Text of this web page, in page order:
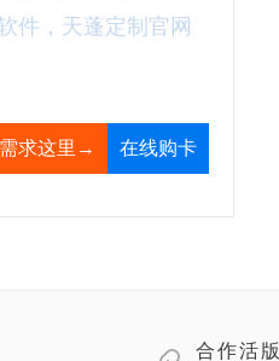
件，天蓬定制官网
求这里→ 在线购卡
合作活版